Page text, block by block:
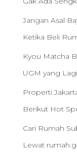
Jangan Asal
Ketika Beli
Kyou Matcha
UGM yang
Properti
Berikut Hot
Cari Rumah
Lewat